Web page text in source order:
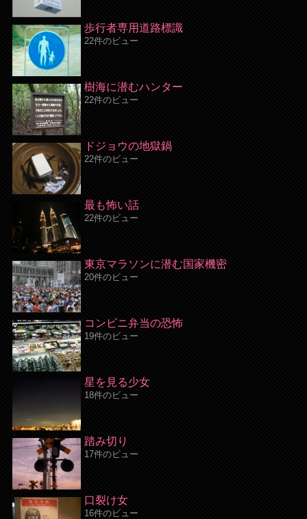
歩行者専用道路標識
22件のビュー
樹海に潜むハンター
22件のビュー
ドジョウの地獄鍋
22件のビュー
最も怖い話
22件のビュー
東京マラソンに潜む国家機密
20件のビュー
コンビニ弁当の恐怖
19件のビュー
星を見る少女
18件のビュー
踏み切り
17件のビュー
口裂け女
16件のビュー